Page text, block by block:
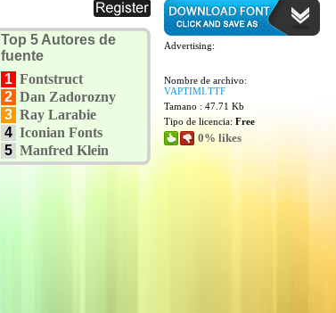
Top 5 Autores de
fuente
1 Fontstruct
2 Dan Zadorozny
3 Ray Larabie
4 Iconian Fonts
5 Manfred Klein
Advertising:
Nombre de archivo:
VAPTIMI.TTF
Tamano : 47.71 Kb
Tipo de licencia: Free
0% likes